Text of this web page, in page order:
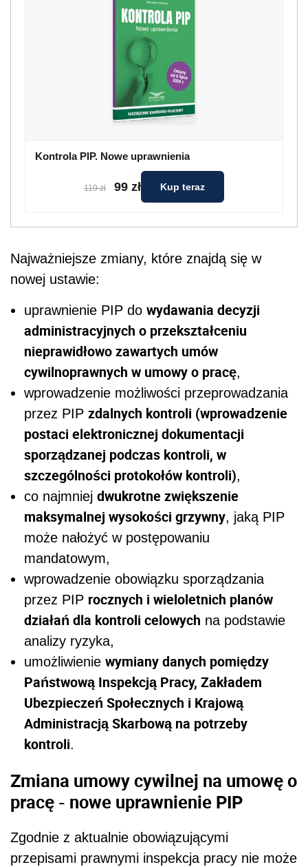
Kontrola PIP. Nowe uprawnienia
119 zł 99 zł Kup teraz
Najważniejsze zmiany, które znajdą się w
nowej ustawie:
uprawnienie PIP do wydawania decyzji
administracyjnych o przekształceniu
nieprawidłowo zawartych umów
cywilnoprawnych w umowy o pracę,
wprowadzenie możliwości przeprowadzania
przez PIP zdalnych kontroli (wprowadzenie
postaci elektronicznej dokumentacji
sporządzanej podczas kontroli, w
szczególności protokołów kontroli),
co najmniej dwukrotne zwiększenie
maksymalnej wysokości grzywny, jaką PIP
może nałożyć w postępowaniu
mandatowym,
wprowadzenie obowiązku sporządzania
przez PIP rocznych i wieloletnich planów
działań dla kontroli celowych na podstawie
analizy ryzyka,
umożliwienie wymiany danych pomiędzy
Państwową Inspekcją Pracy, Zakładem
Ubezpieczeń Społecznych i Krajową
Administracją Skarbową na potrzeby
kontroli.
Zmiana umowy cywilnej na umowę o
pracę - nowe uprawnienie PIP
Zgodnie z aktualnie obowiązującymi
przepisami prawnymi inspekcja pracy nie może